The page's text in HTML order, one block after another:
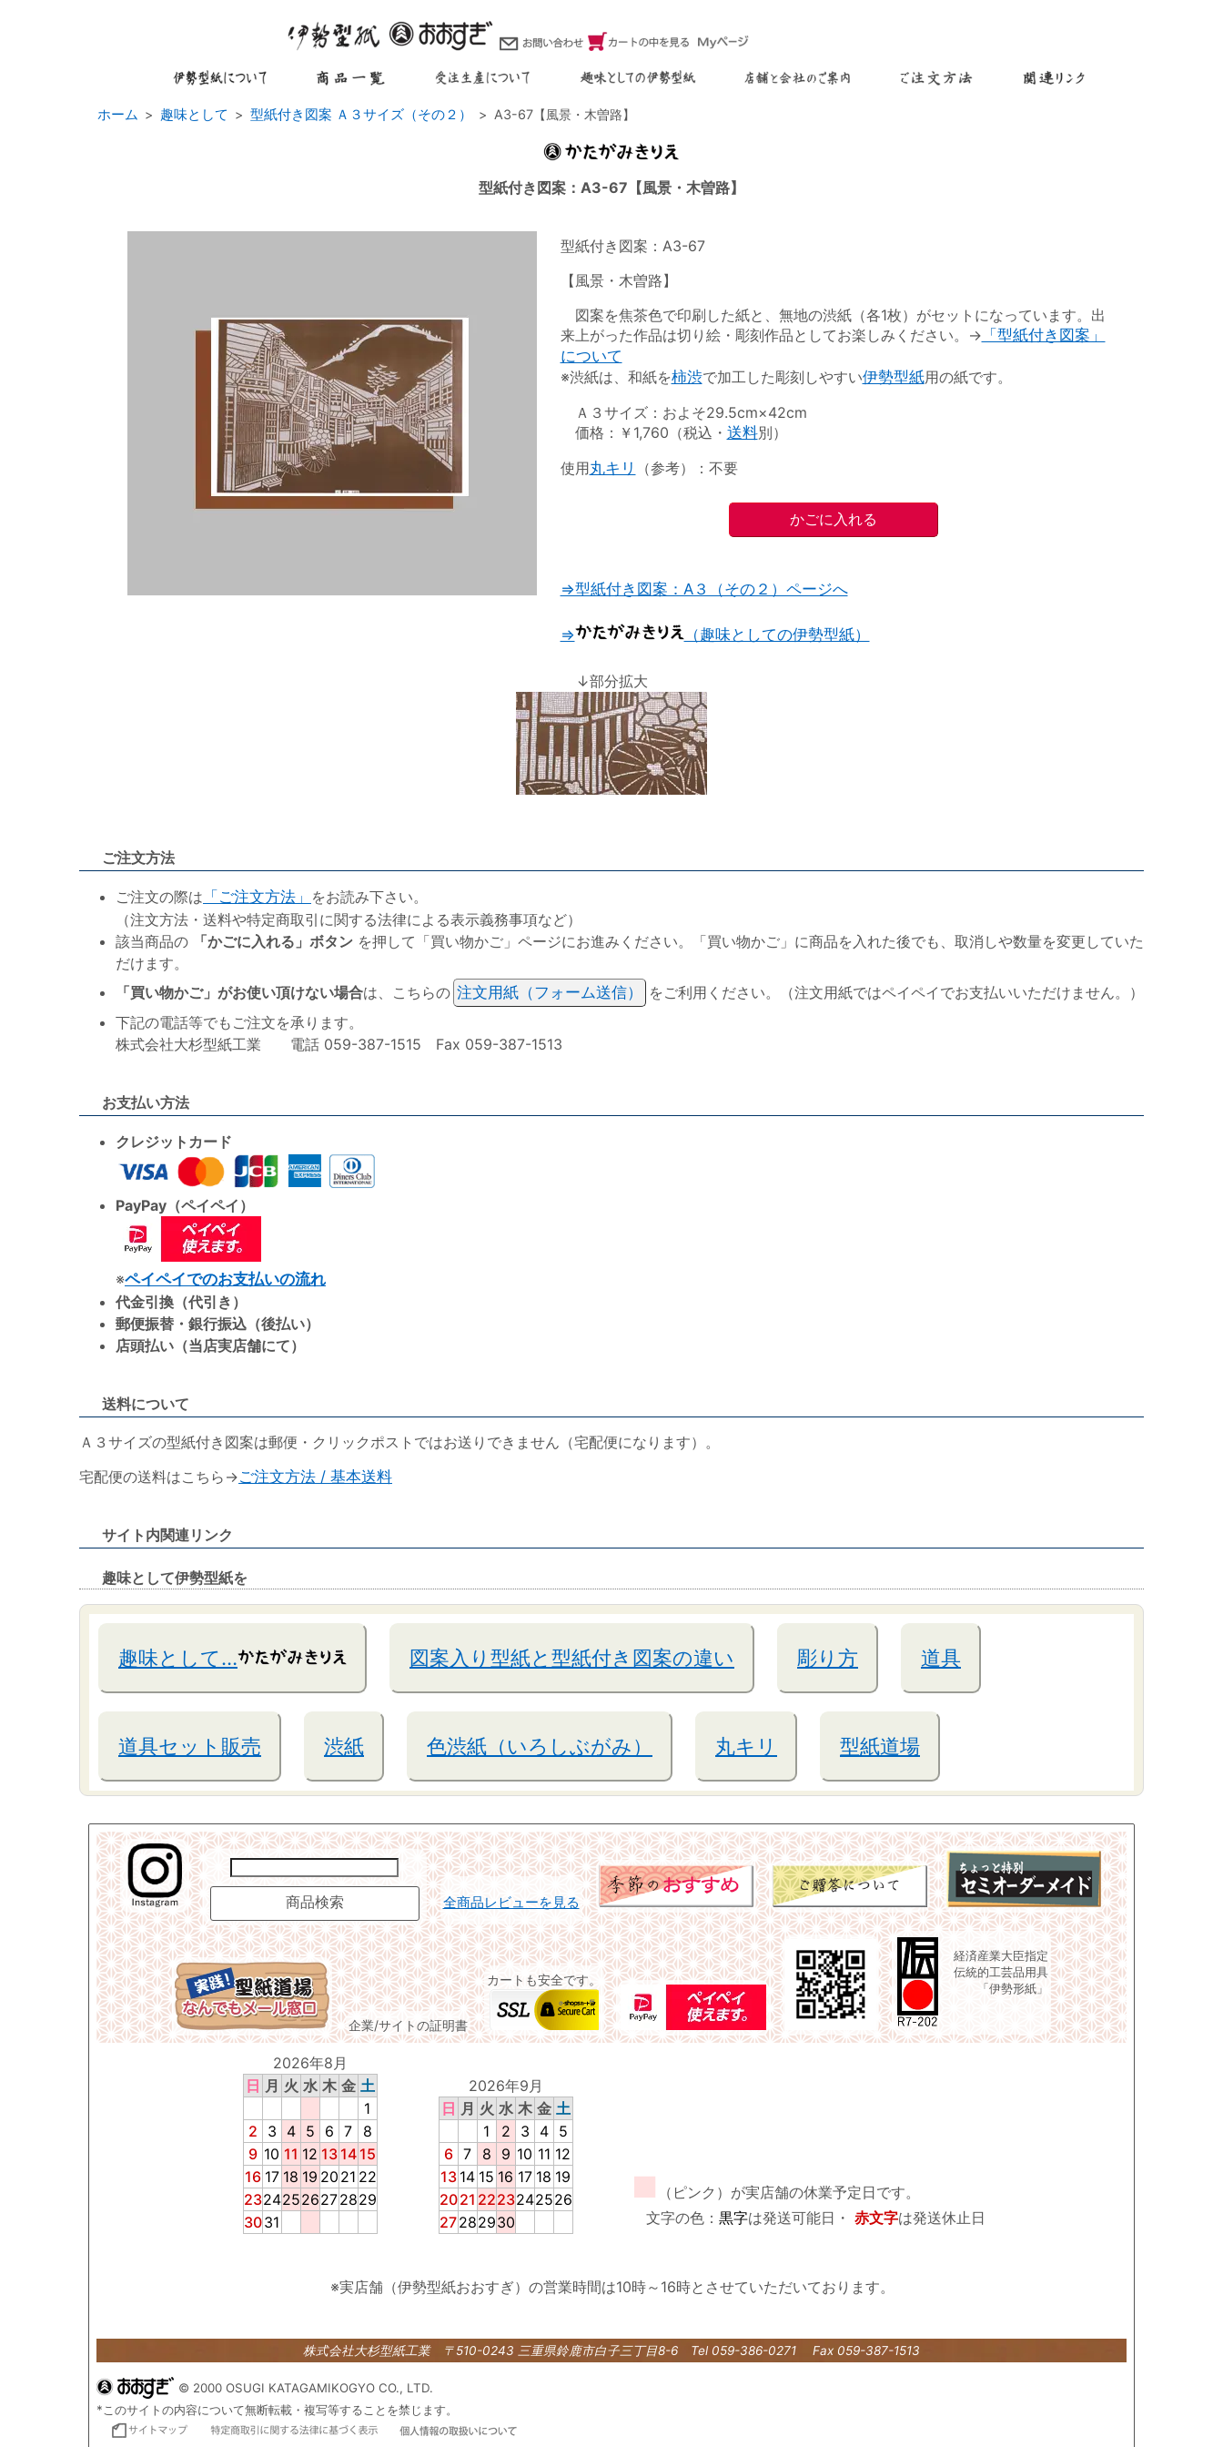
ホーム 趣味として 型紙付き図案 Ａ３サイズ（その２） A3-67【風景・木曽路】
型紙付き図案：A3-67【風景・木曽路】
型紙付き図案：A3-67
【風景・木曽路】
図案を焦茶色で印刷した紙と、無地の渋紙（各1枚）がセットになっています。出
来上がった作品は切り絵・彫刻作品としてお楽しみください。→ 「型紙付き図案」
について
※渋紙は、和紙を柿渋で加工した彫刻しやすい伊勢型紙用の紙です。
Ａ３サイズ：およそ29.5cm×42cm
価格：￥1,760（税込・ 送料別）
使用丸キリ （参考）：不要
⇒型紙付き図案：A３（その２）ページへ
⇒ （趣味としての伊勢型紙）
↓部分拡大
ご注文方法
ご注文の際は 「ご注文方法」 をお読み下さい。
（注文方法・送料や特定商取引に関する法律による表示義務事項など）
該当商品の
「かごに入れる」ボタン を押して「買い物かご」ページにお進みください。「買い物かご」に商品を入れた後でも、取消しや数量を変更していた
だけます。
「買い物かご」がお使い頂けない場合は、こちらの 注文用紙（フォーム送信）
をご利用ください。（注文用紙ではペイペイでお支払いいただけません。）
下記の電話等でもご注文を承ります。
株式会社大杉型紙工業 電話 059-387-1515 Fax 059-387-1513
お支払い方法
クレジットカード
PayPay（ペイペイ）
※ペイペイでのお支払いの流れ
代金引換（代引き）
郵便振替・銀行振込（後払い）
店頭払い（当店実店舗にて）
送料について
Ａ３サイズの型紙付き図案は郵便・クリックポストではお送りできません（宅配便になります）。
宅配便の送料はこちら→ご注文方法 / 基本送料
サイト内関連リンク
趣味として伊勢型紙を
趣味として… 図案入り型紙と型紙付き図案の違い 彫り方 道具
道具セット販売 渋紙 色渋紙（いろしぶがみ） 丸キリ 型紙道場
全商品レビューを見る
企業/サイトの証明書
カートも安全です。
経済産業大臣指定
伝統的工芸品用具
「伊勢形紙」
2026年8月
日 月 火 水 木 金 土
1
2
3 4 5 6 7
8
9 10 11 12 13 14 15
16 17 18 19 20 21 22
23242526272829
3031
2026年9月
日 月 火 水 木 金 土
1
2 3 4
5
6 7 8 9 10 11 12
13 14 15 16 17 18 19
2021 2223242526
27282930
■
（ピンク）が実店舗の休業予定日です。
文字の色： 黒字は発送可能日・ 赤文字は発送休止日
※実店舗（伊勢型紙おおすぎ）の営業時間は10時～16時とさせていただいております。
株式会社大杉型紙工業 〒510-0243 三重県鈴鹿市白子三丁目8-6 Tel 059-386-0271 Fax 059-387-1513
© 2000 OSUGI KATAGAMIKOGYO CO., LTD.
*このサイトの内容について無断転載・複写等することを禁じます。